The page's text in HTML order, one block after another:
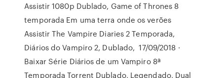
Assistir 1080p Dublado, Game of Thrones 8
temporada Em uma terra onde os verões
Assistir The Vampire Diaries 2 Temporada,
Diários do Vampiro 2, Dublado, 17/09/2018 ·
Baixar Série Diários de um Vampiro 8ª
Temporada Torrent Dublado, Legendado, Dual